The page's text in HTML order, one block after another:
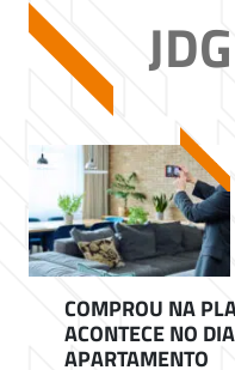
JDG
COMPROU NA
ACONTECE NO
APARTAMENTO